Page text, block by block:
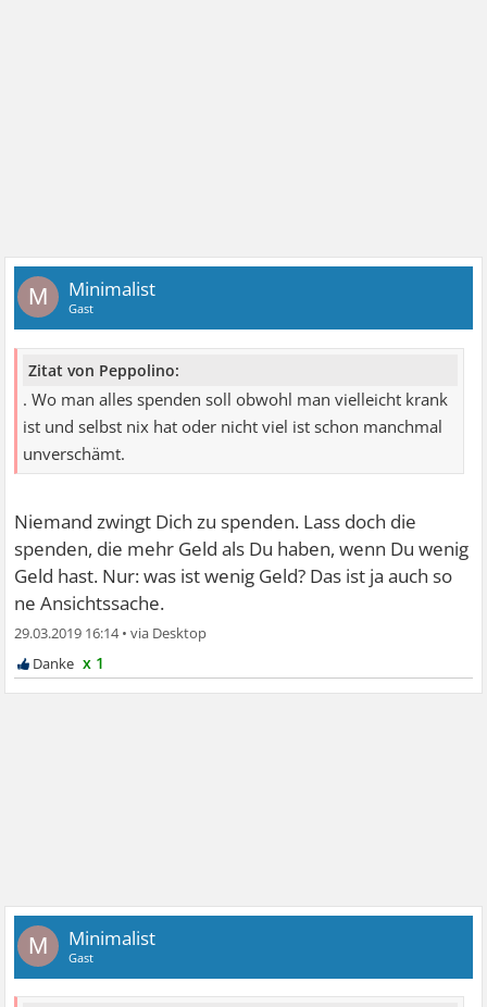
M Minimalist
Gast
Zitat von Peppolino:
. Wo man alles spenden soll obwohl man vielleicht krank
ist und selbst nix hat oder nicht viel ist schon manchmal
unverschämt.
Niemand zwingt Dich zu spenden. Lass doch die
spenden, die mehr Geld als Du haben, wenn Du wenig
Geld hast. Nur: was ist wenig Geld? Das ist ja auch so
ne Ansichtssache.
29.03.2019 16:14•
x 1
M Minimalist
Gast